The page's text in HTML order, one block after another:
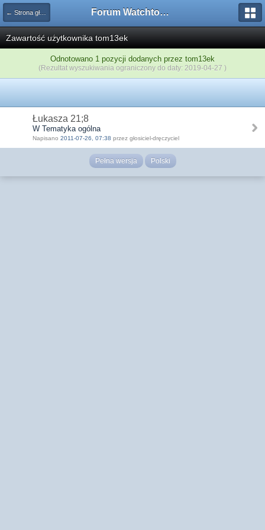
← Strona główna Forum Watchtower
Zawartość użytkownika tom13ek
Odnotowano 1 pozycji dodanych przez tom13ek
(Rezultat wyszukiwania ograniczony do daty: 2019-04-27 )
Łukasza 21;8
W Tematyka ogólna
Napisano 2011-07-26, 07:38 przez głosiciel-dręczyciel
Pełna wersja Polski